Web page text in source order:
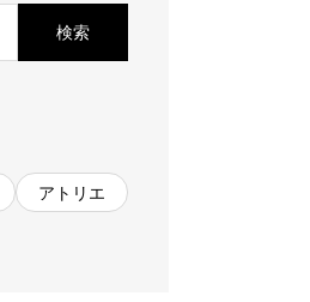
・設計会社様向けお問い合わせ
検索
アトリエ